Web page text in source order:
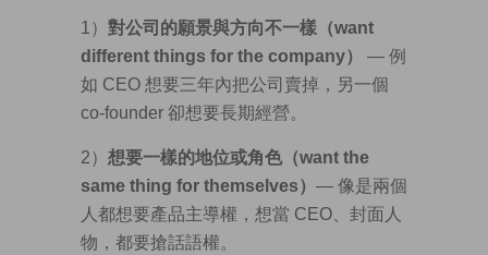
1） 對公司的願景與方向不一樣（want
different things for the company）
— 例
如 CEO 想要三年內把公司賣掉，另一個
co-founder 卻想要長期經營。
2） 想要一樣的地位或角色（want the
same thing for themselves） — 像是兩個
人都想要產品主導權，想當 CEO、封面人
物，都要搶話語權。